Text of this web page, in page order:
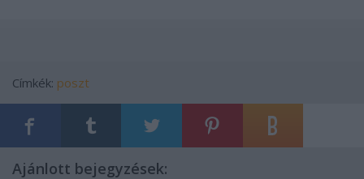
Címkék: poszt
Ajánlott bejegyzések: